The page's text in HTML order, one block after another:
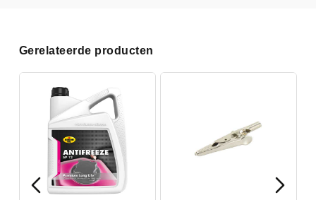
Gerelateerde producten